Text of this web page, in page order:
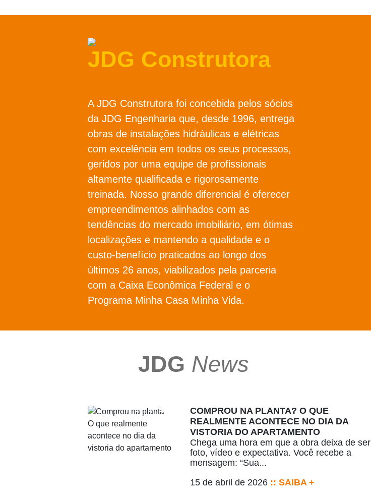
JDG Construtora
A JDG Construtora foi concebida pelos sócios
da JDG Engenharia que, desde 1996, entrega
obras de instalações hidráulicas e elétricas
com excelência em todos os seus processos,
geridos por uma equipe de profissionais
altamente qualificada e rigorosamente
treinada. Nosso grande diferencial é oferecer
empreendimentos alinhados com as
tendências do mercado imobiliário, em ótimas
localizações e mantendo a qualidade e o
custo-benefício praticados ao longo dos
últimos 26 anos, viabilizados pela parceria
com a Caixa Econômica Federal e o
Programa Minha Casa Minha Vida.
JDG News
COMPROU NA PLANTA? O QUE
REALMENTE ACONTECE NO DIA DA
VISTORIA DO APARTAMENTO
Chega uma hora em que a obra deixa de ser
foto, vídeo e expectativa. Você recebe a
mensagem: “Sua...
15 de abril de 2026:: SAIBA +